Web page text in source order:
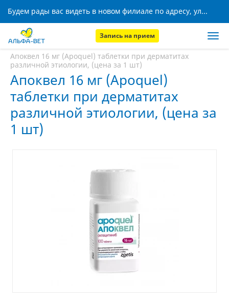
Будем рады вас видеть в новом филиале по адресу, ул. Кижеватова, 8!
Запись на прием
Главная
Апоквел 16 мг (Apoquel) таблетки при дерматитах
различной этиологии, (цена за 1 шт)
Апоквел 16 мг (Apoquel)
таблетки при дерматитах
различной этиологии, (цена за
1 шт)